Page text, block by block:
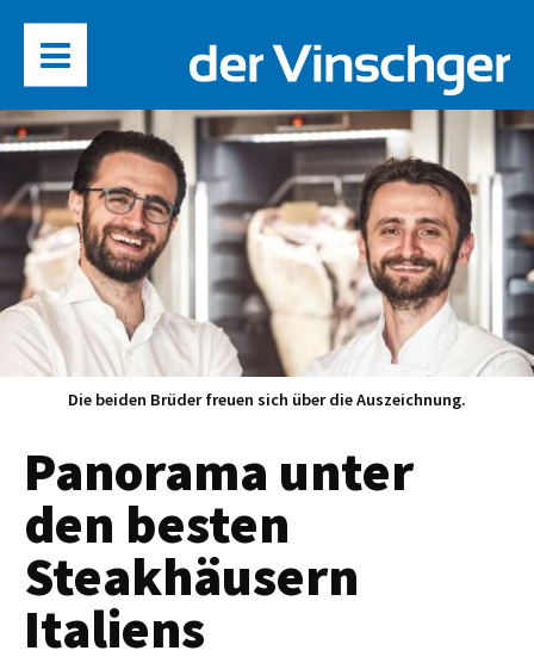
Die beiden Brüder freuen sich über die Auszeichnung.
Panorama unter
den besten
Steakhäusern
Italiens